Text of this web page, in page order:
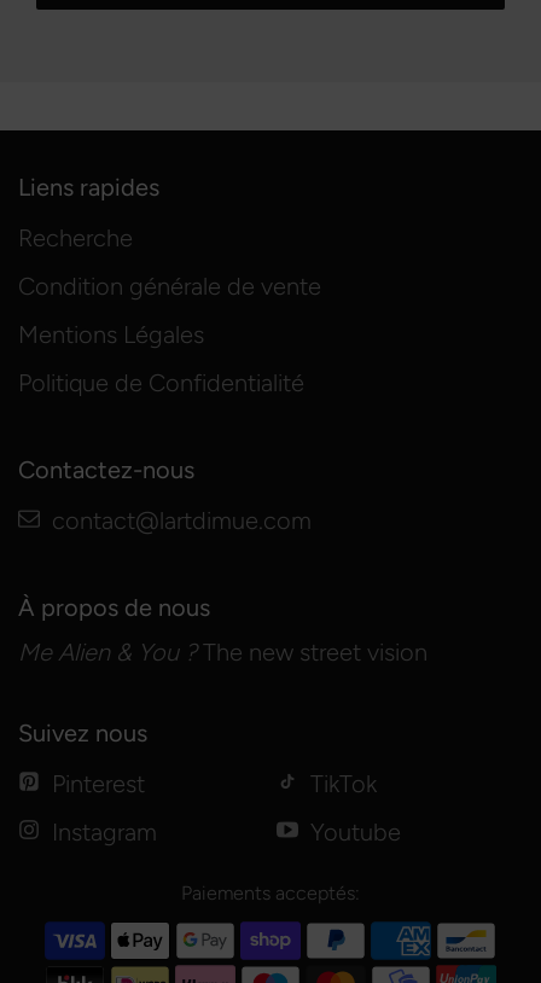
Liens rapides
Recherche
Condition générale de vente
Mentions Légales
Politique de Confidentialité
Contactez-nous
contact@lartdimue.com
À propos de nous
Me Alien & You ?The new street vision
Suivez nous
Pinterest
Instagram
TikTok
Youtube
Paiements acceptés: